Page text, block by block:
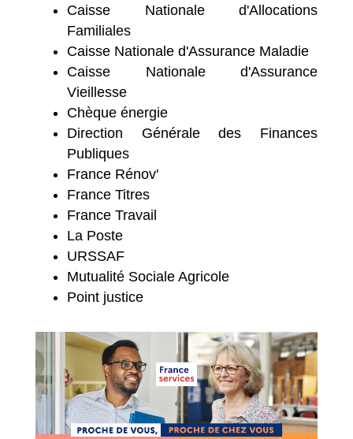
Caisse Nationale d'Allocations
Familiales
Caisse Nationale d'Assurance Maladie
Caisse Nationale d'Assurance
Vieillesse
Chèque énergie
Direction Générale des Finances
Publiques
France Rénov'
France Titres
France Travail
La Poste
URSSAF
Mutualité Sociale Agricole
Point justice